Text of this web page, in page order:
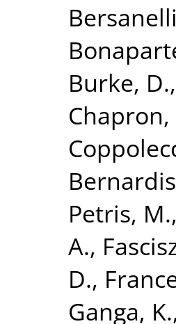
Burke, D.,
Chapron,
Petris, M.,
A.,
D.,
Ganga, K.